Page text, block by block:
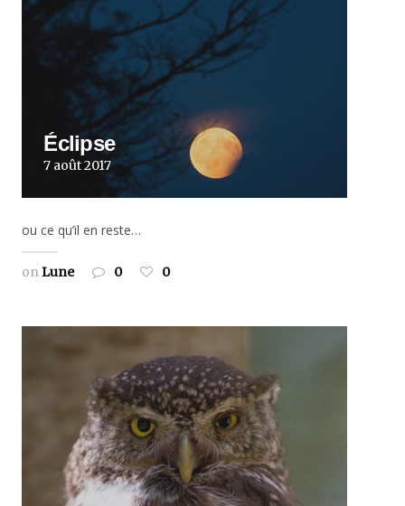
Éclipse
7 août 2017
ou ce qu’il en reste…
onLune 0 0